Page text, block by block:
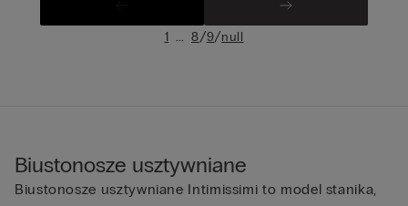
1 ... 8/9/null
Biustonosze usztywniane
Biustonosze usztywniane Intimissimi to model stanika,